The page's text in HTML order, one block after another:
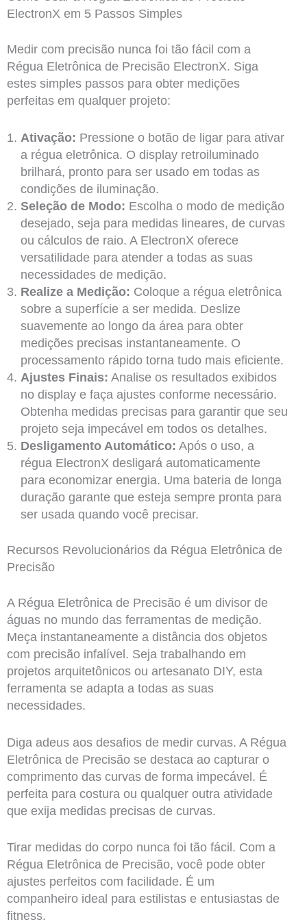
ElectronX em 5 Passos Simples
Medir com precisão nunca foi tão fácil com a
Régua Eletrônica de Precisão ElectronX. Siga
estes simples passos para obter medições
perfeitas em qualquer projeto:
Ativação: Pressione o botão de ligar para ativar
a régua eletrônica. O display retroiluminado
brilhará, pronto para ser usado em todas as
condições de iluminação.
Seleção de Modo: Escolha o modo de medição
desejado, seja para medidas lineares, de curvas
ou cálculos de raio. A ElectronX oferece
versatilidade para atender a todas as suas
necessidades de medição.
Realize a Medição: Coloque a régua eletrônica
sobre a superfície a ser medida. Deslize
suavemente ao longo da área para obter
medições precisas instantaneamente. O
processamento rápido torna tudo mais eficiente.
Ajustes Finais: Analise os resultados exibidos
no display e faça ajustes conforme necessário.
Obtenha medidas precisas para garantir que seu
projeto seja impecável em todos os detalhes.
Desligamento Automático: Após o uso, a
régua ElectronX desligará automaticamente
para economizar energia. Uma bateria de longa
duração garante que esteja sempre pronta para
ser usada quando você precisar.
Recursos Revolucionários da Régua Eletrônica de
Precisão
A Régua Eletrônica de Precisão é um divisor de
águas no mundo das ferramentas de medição.
Meça instantaneamente a distância dos objetos
com precisão infalível. Seja trabalhando em
projetos arquitetônicos ou artesanato DIY, esta
ferramenta se adapta a todas as suas
necessidades.
Diga adeus aos desafios de medir curvas. A Régua
Eletrônica de Precisão se destaca ao capturar o
comprimento das curvas de forma impecável. É
perfeita para costura ou qualquer outra atividade
que exija medidas precisas de curvas.
Tirar medidas do corpo nunca foi tão fácil. Com a
Régua Eletrônica de Precisão, você pode obter
ajustes perfeitos com facilidade. É um
companheiro ideal para estilistas e entusiastas de
fitness.